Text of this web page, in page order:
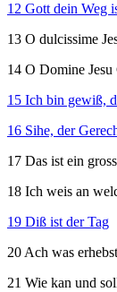
12 Gott dein Weg
13 O dulcissime
14 O Domine Jesu
15 Ich bin gewiß,
16 Sihe, der
17 Das ist ein
18 Ich weis an
19 Diß ist der Tag
20 Ach was
21 Wie kan und